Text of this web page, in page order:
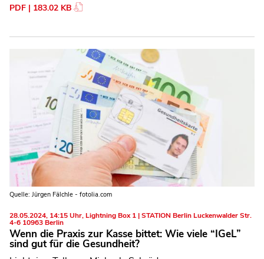
PDF | 183.02 KB
Quelle: Jürgen Fälchle - fotolia.com
28.05.2024, 14:15 Uhr, Lightning Box 1 | STATION Berlin Luckenwalder Str.
4-6 10963 Berlin
Wenn die Praxis zur Kasse bittet: Wie viele “IGeL”
sind gut für die Gesundheit?